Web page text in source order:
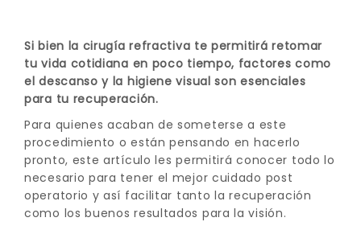
Si bien la cirugía refractiva te permitirá retomar
tu vida cotidiana en poco tiempo, factores como
el descanso y la higiene visual son esenciales
para tu recuperación.
Para quienes acaban de someterse a este
procedimiento o están pensando en hacerlo
pronto, este artículo les permitirá conocer todo lo
necesario para tener el mejor cuidado post
operatorio y así facilitar tanto la recuperación
como los buenos resultados para la visión.